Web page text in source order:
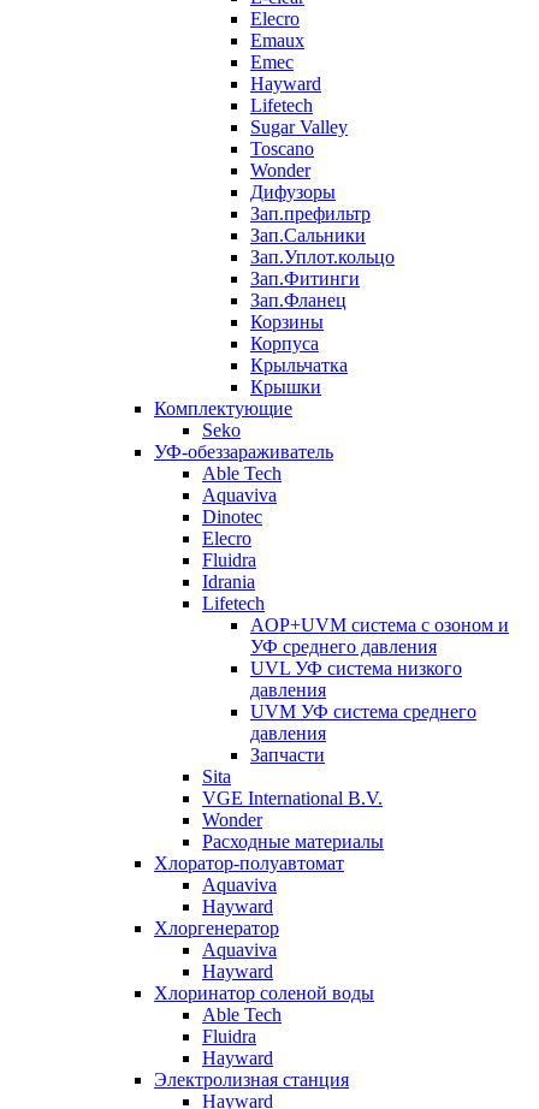
Elecro
Emaux
Emec
Hayward
Lifetech
Sugar Valley
Toscano
Wonder
Дифузоры
Зап.префильтр
Зап.Сальники
Зап.Уплот.кольцо
Зап.Фитинги
Зап.Фланец
Корзины
Корпуcа
Крыльчатка
Крышки
Комплектующие
Seko
УФ-обеззараживатель
Able Tech
Aquaviva
Dinotec
Elecro
Fluidra
Idrania
Lifetech
AOP+UVM система с озоном и
УФ среднего давления
UVL УФ система низкого
давления
UVM УФ система среднего
давления
Запчасти
Sita
VGE International B.V.
Wonder
Расходные материалы
Хлоратор-полуавтомат
Aquaviva
Hayward
Хлоргенератор
Aquaviva
Hayward
Хлоринатор соленой воды
Able Tech
Fluidra
Hayward
Электролизная станция
Hayward